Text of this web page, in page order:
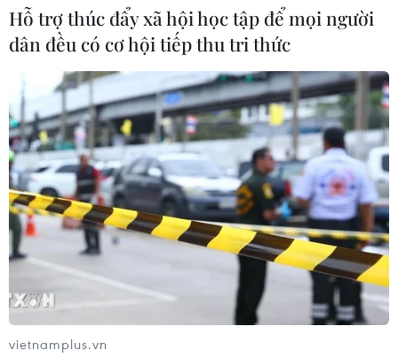
Hỗ trợ thúc đẩy xã hội học tập để mọi người
dân đều có cơ hội tiếp thu tri thức
vietnamplus.vn